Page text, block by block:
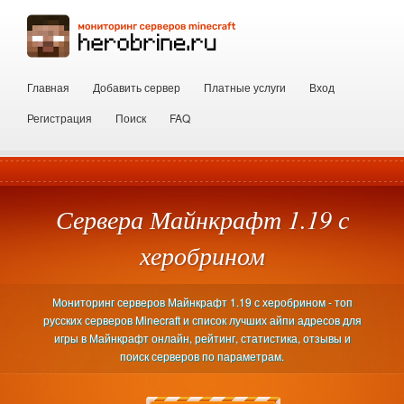
Главная Добавить сервер Платные услуги
Вход
Регистрация
Поиск FAQ
Сервера Майнкрафт 1.19 с
херобрином
Мониторинг серверов Майнкрафт 1.19 с херобрином - топ
русских серверов Minecraft и список лучших айпи адресов для
игры в Майнкрафт онлайн, рейтинг, статистика, отзывы и
поиск серверов по параметрам.